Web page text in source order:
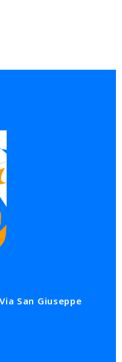
San Giuseppe